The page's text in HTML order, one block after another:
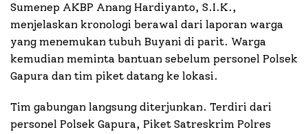
Sumenep AKBP Anang Hardiyanto, S.I.K.,
menjelaskan kronologi berawal dari laporan warga
yang menemukan tubuh Buyani di parit. Warga
kemudian meminta bantuan sebelum personel Polsek
Gapura dan tim piket datang ke lokasi.
Tim gabungan langsung diterjunkan. Terdiri dari
personel Polsek Gapura, Piket Satreskrim Polres